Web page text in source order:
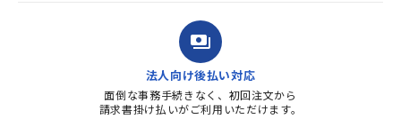
payments
法人向け後払い対応
面倒な事務手続きなく、初回注文から
請求書掛け払いがご利用いただけます。